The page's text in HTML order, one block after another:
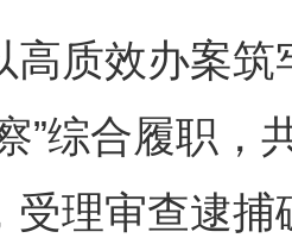
效办案筑
”综合履职，
受理审查逮